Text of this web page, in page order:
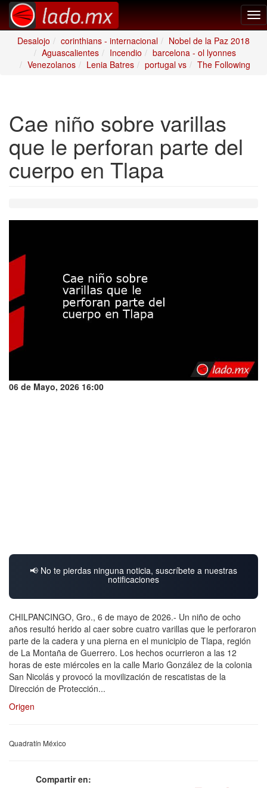
Desalojo
corinthians - internacional
Nobel de la Paz 2018
Aguascalientes
Incendio
barcelona - ol lyonnes
Venezolanos
Lenia Batres portugal vs The Following
Cae niño sobre varillas
que le perforan parte del
cuerpo en Tlapa
06 de Mayo, 2026 16:00
📢 No te pierdas ninguna noticia, suscríbete a nuestras
notificaciones
CHILPANCINGO, Gro., 6 de mayo de 2026.- Un niño de ocho
años resultó herido al caer sobre cuatro varillas que le perforaron
parte de la cadera y una pierna en el municipio de Tlapa, región
de La Montaña de Guerrero. Los hechos ocurrieron a las 12
horas de este miércoles en la calle Mario González de la colonia
San Nicolás y provocó la movilización de rescatistas de la
Dirección de Protección...
Origen
Quadratín México
Compartir en: